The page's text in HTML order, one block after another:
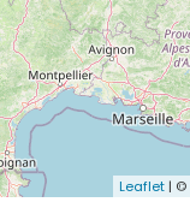
Leaflet| ©